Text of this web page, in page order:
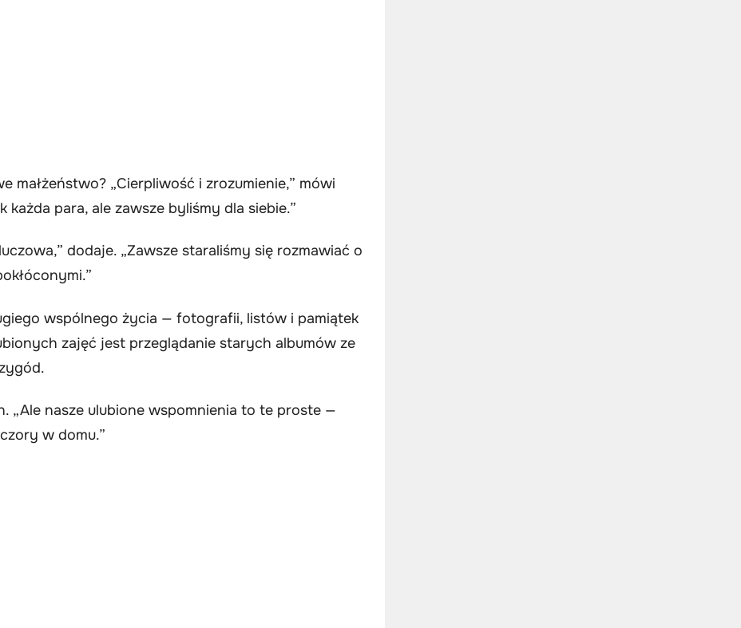
małżeństwo? „Cierpliwość i zrozumienie,” mówi
para, ale zawsze byliśmy dla siebie.”
dodaje. „Zawsze staraliśmy się rozmawiać o
wspólnego życia — fotografii, listów i pamiątek
zajęć jest przeglądanie starych albumów ze
„Ale nasze ulubione wspomnienia to te proste —
w domu.”